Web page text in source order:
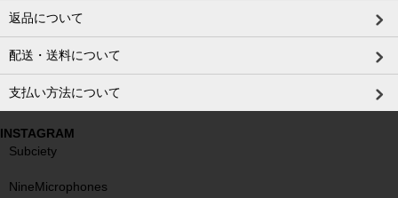
返品について
配送・送料について
支払い方法について
INSTAGRAM
Subciety
NineMicrophones